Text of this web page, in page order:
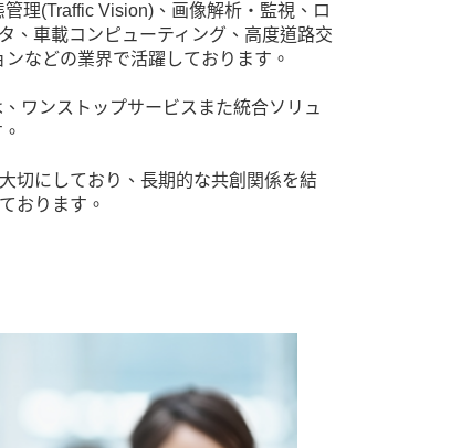
理(Traffic Vision)、画像解析・監視、ロ
、車載コンピューティング、高度道路交
などの業界で活躍しております。
ワンストップサービスまた統合ソリュ
切にしており、長期的な共創関係を結
おります。